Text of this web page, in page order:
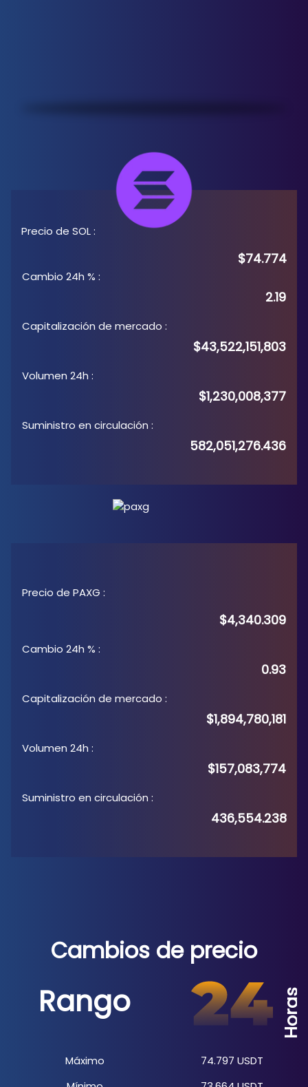
Precio de SOL:
$74.774
Cambio 24h % :
2.19
Capitalización de mercado :
$43,522,151,803
Volumen 24h :
$1,230,008,377
Suministro en circulación :
582,051,276.436
Precio de PAXG :
$4,340.309
Cambio 24h % :
0.93
Capitalización de mercado :
$1,894,780,181
Volumen 24h :
$157,083,774
Suministro en circulación :
436,554.238
Cambios de precio
Rango
Máximo
Horas
74.797 USDT